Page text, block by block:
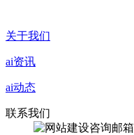
关于我们
ai资讯
ai动态
联系我们